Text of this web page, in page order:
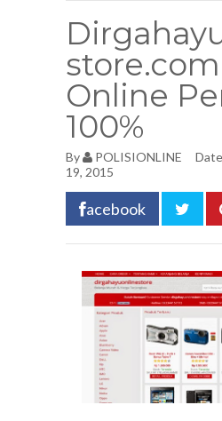
Online
100%
By POLISIONLINE
19, 2015
acebook